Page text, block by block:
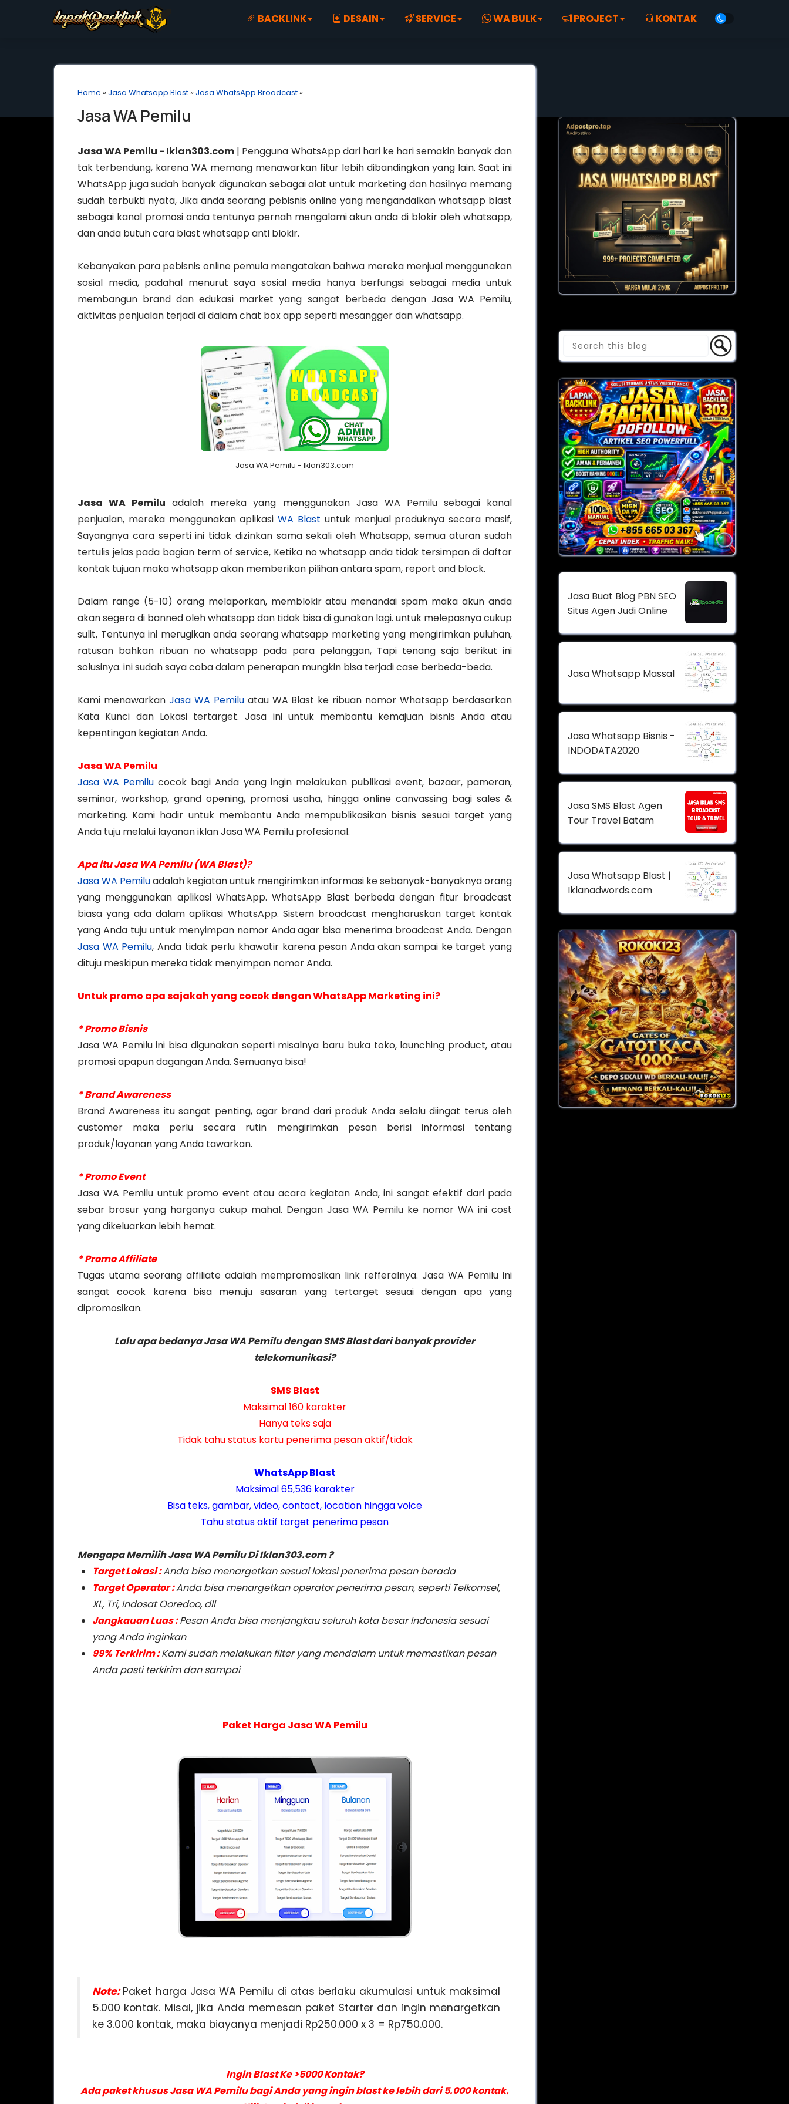
BACKLINK DESAIN SERVICE WA BULK PROJECT KONTAK
Home » Jasa Whatsapp Blast » Jasa WhatsApp Broadcast »
Jasa WA Pemilu
Jasa WA Pemilu - Iklan303.com | Pengguna WhatsApp dari hari ke hari semakin banyak dan
tak terbendung, karena WA memang menawarkan fitur lebih dibandingkan yang lain. Saat ini
WhatsApp juga sudah banyak digunakan sebagai alat untuk marketing dan hasilnya memang
sudah terbukti nyata, Jika anda seorang pebisnis online yang mengandalkan whatsapp blast
sebagai kanal promosi anda tentunya pernah mengalami akun anda di blokir oleh whatsapp,
dan anda butuh cara blast whatsapp anti blokir.
Kebanyakan para pebisnis online pemula mengatakan bahwa mereka menjual menggunakan
sosial media, padahal menurut saya sosial media hanya berfungsi sebagai media untuk
membangun brand dan edukasi market yang sangat berbeda dengan Jasa WA Pemilu,
aktivitas penjualan terjadi di dalam chat box app seperti mesangger dan whatsapp.
Jasa WA Pemilu - Iklan303.com
Jasa WA Pemilu adalah mereka yang menggunakan Jasa WA Pemilu sebagai kanal
penjualan, mereka menggunakan aplikasiWA Blast untuk menjual produknya secara masif,
Sayangnya cara seperti ini tidak dizinkan sama sekali oleh Whatsapp, semua aturan sudah
tertulis jelas pada bagian term of service, Ketika no whatsapp anda tidak tersimpan di daftar
kontak tujuan maka whatsapp akan memberikan pilihan antara spam, report and block.
Dalam range (5-10) orang melaporkan, memblokir atau menandai spam maka akun anda
akan segera di banned oleh whatsapp dan tidak bisa di gunakan lagi. untuk melepasnya cukup
sulit, Tentunya ini merugikan anda seorang whatsapp marketing yang mengirimkan puluhan,
ratusan bahkan ribuan no whatsapp pada para pelanggan, Tapi tenang saja berikut ini
solusinya. ini sudah saya coba dalam penerapan mungkin bisa terjadi case berbeda-beda.
Kami menawarkan Jasa WA Pemiluatau WA Blast ke ribuan nomor Whatsapp berdasarkan
Kata Kunci dan Lokasi tertarget. Jasa ini untuk membantu kemajuan bisnis Anda atau
kepentingan kegiatan Anda.
Jasa WA Pemilu
Jasa WA Pemilu cocok bagi Anda yang ingin melakukan publikasi event, bazaar, pameran,
seminar, workshop, grand opening, promosi usaha, hingga online canvassing bagi sales &
marketing. Kami hadir untuk membantu Anda mempublikasikan bisnis sesuai target yang
Anda tuju melalui layanan iklan Jasa WA Pemilu profesional.
Apa itu Jasa WA Pemilu (WA Blast)?
Jasa WA Pemiluadalah kegiatan untuk mengirimkan informasi ke sebanyak-banyaknya orang
yang menggunakan aplikasi WhatsApp. WhatsApp Blast berbeda dengan fitur broadcast
biasa yang ada dalam aplikasi WhatsApp. Sistem broadcast mengharuskan target kontak
yang Anda tuju untuk menyimpan nomor Anda agar bisa menerima broadcast Anda. Dengan
Jasa WA Pemilu, Anda tidak perlu khawatir karena pesan Anda akan sampai ke target yang
dituju meskipun mereka tidak menyimpan nomor Anda.
Untuk promo apa sajakah yang cocok dengan WhatsApp Marketing ini?
* Promo Bisnis
Jasa WA Pemilu ini bisa digunakan seperti misalnya baru buka toko, launching product, atau
promosi apapun dagangan Anda. Semuanya bisa!
* Brand Awareness
Brand Awareness itu sangat penting, agar brand dari produk Anda selalu diingat terus oleh
customer maka perlu secara rutin mengirimkan pesan berisi informasi tentang
produk/layanan yang Anda tawarkan.
* Promo Event
Jasa WA Pemilu untuk promo event atau acara kegiatan Anda, ini sangat efektif dari pada
sebar brosur yang harganya cukup mahal. Dengan Jasa WA Pemilu ke nomor WA ini cost
yang dikeluarkan lebih hemat.
* Promo Affiliate
Tugas utama seorang affiliate adalah mempromosikan link refferalnya. Jasa WA Pemilu ini
sangat cocok karena bisa menuju sasaran yang tertarget sesuai dengan apa yang
dipromosikan.
Lalu apa bedanya Jasa WA Pemilu dengan SMS Blast dari banyak provider
telekomunikasi?
SMS Blast
Maksimal 160 karakter
Hanya teks saja
Tidak tahu status kartu penerima pesan aktif/tidak
WhatsApp Blast
Maksimal 65,536 karakter
Bisa teks, gambar, video, contact, location hingga voice
Tahu status aktif target penerima pesan
Mengapa Memilih Jasa WA Pemilu Di Iklan303.com ?
Target Lokasi :Anda bisa menargetkan sesuai lokasi penerima pesan berada
Target Operator :Anda bisa menargetkan operator penerima pesan, seperti Telkomsel,
XL, Tri, Indosat Ooredoo, dll
Jangkauan Luas :Pesan Anda bisa menjangkau seluruh kota besar Indonesia sesuai
yang Anda inginkan
99% Terkirim :Kami sudah melakukan filter yang mendalam untuk memastikan pesan
Anda pasti terkirim dan sampai
Paket Harga Jasa WA Pemilu
Note:Paket harga Jasa WA Pemilu di atas berlaku akumulasi untuk maksimal
5.000 kontak. Misal, jika Anda memesan paket Starter dan ingin menargetkan
ke 3.000 kontak, maka biayanya menjadi Rp250.000 x 3 = Rp750.000.
Ingin Blast Ke >5000 Kontak?
Ada paket khusus Jasa WA Pemilu bagi Anda yang ingin blast ke lebih dari 5.000 kontak.
Jasa Buat Blog PBN SEO
Situs Agen Judi Online
Jasa Whatsapp Massal
Jasa Whatsapp Bisnis -
INDODATA2020
Jasa SMS Blast Agen
Tour Travel Batam
Jasa Whatsapp Blast |
Iklanadwords.com